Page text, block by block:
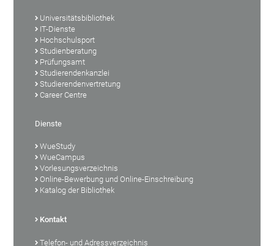
Universitätsbibliothek
IT-Dienste
Hochschulsport
Studienberatung
Prüfungsamt
Studierendenkanzlei
Studierendenvertretung
Career Centre
Dienste
WueStudy
WueCampus
Vorlesungsverzeichnis
Online-Bewerbung und Online-Einschreibung
Katalog der Bibliothek
Kontakt
Telefon- und Adressverzeichnis